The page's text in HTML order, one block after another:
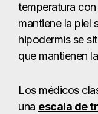
probabilidad de
Las
destruyen la
Estas
cicatrices ni